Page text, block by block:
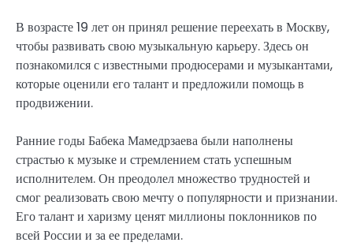
В возрасте 19 лет он принял решение переехать в Москву,
чтобы развивать свою музыкальную карьеру. Здесь он
познакомился с известными продюсерами и музыкантами,
которые оценили его талант и предложили помощь в
продвижении.
Ранние годы Бабека Мамедрзаева были наполнены
страстью к музыке и стремлением стать успешным
исполнителем. Он преодолел множество трудностей и
смог реализовать свою мечту о популярности и признании.
Его талант и харизму ценят миллионы поклонников по
всей России и за ее пределами.